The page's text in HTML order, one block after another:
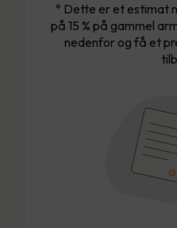
* Dette er et estimat
på 15 % på gammel
nedenfor og få et